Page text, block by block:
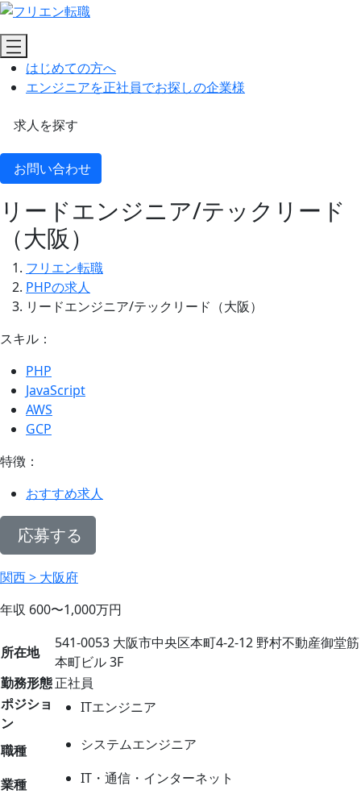
はじめての方へ
エンジニアを正社員でお探しの企業様
求人を探す
お問い合わせ
リードエンジニア/テックリード
（大阪）
フリエン転職
PHPの求人
リードエンジニア/テックリード（大阪）
スキル：
PHP
JavaScript
AWS
GCP
特徴：
おすすめ求人
応募する
関西 > 大阪府
年収 600〜1,000万円
所在地
541-0053 大阪市中央区本町4-2-12 野村不動産御堂筋
本町ビル 3F
勤務形態正社員
ポジショ
ン
ITエンジニア
職種 システムエンジニア
業種 IT・通信・インターネット